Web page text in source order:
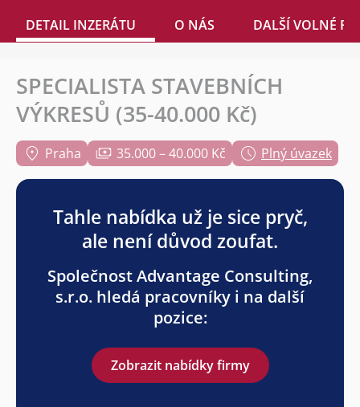
DETAIL INZERÁTU O NÁS DALŠÍ VOLNÉ
SPECIALISTA STAVEBNÍCH
VÝKRESŮ (35-40.000 Kč)
Praha 35.000 – 40.000 Kč Plný úvazek
Tahle nabídka už je sice pryč,
ale není důvod zoufat.
Společnost Advantage Consulting,
s.r.o. hledá pracovníky i na další
pozice:
Zobrazit nabídky firmy